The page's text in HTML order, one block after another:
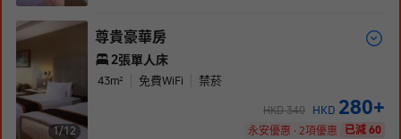
1/12
尊貴豪華房
2張單人床
43m² 免費WiFi 禁菸
HKD340 HKD 280+
永安優惠 · 2項優惠 已減 60